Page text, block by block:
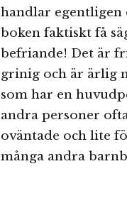
handlar egentligen
boken faktiskt få
befriande! Det är
grinig och är ärlig
som har en
andra personer
oväntade och lite
många andra